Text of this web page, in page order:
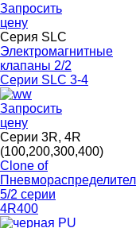
Запросить
цену
Серия SLC
Электромагнитные
клапаны 2/2
Серии SLC 3-4
Запросить
цену
Серии 3R, 4R
(100,200,300,400)
Clone of
5/2 серии
4R400